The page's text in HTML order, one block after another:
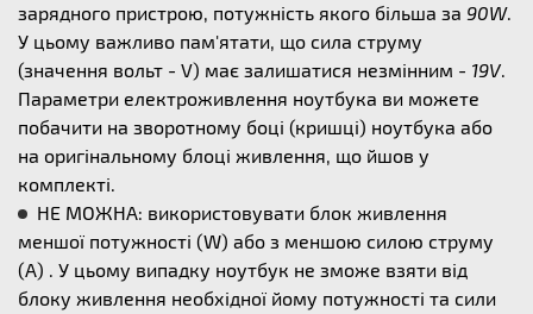
зарядного пристрою, потужність якого більша за 90W.
У цьому важливо пам'ятати, що сила струму
(значення вольт - V) має залишатися незмінним - 19V.
Параметри електроживлення ноутбука ви можете
побачити на зворотному боці (кришці) ноутбука або
на оригінальному блоці живлення, що йшов у
комплекті.
НЕ МОЖНА: використовувати блок живлення
меншої потужності (W) або з меншою силою струму
(А) . У цьому випадку ноутбук не зможе взяти від
блоку живлення необхідної йому потужності та сили